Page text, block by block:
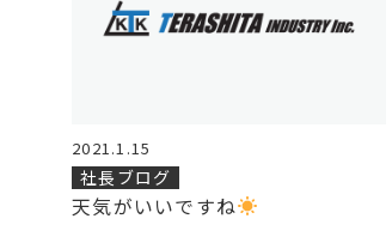
2021.1.15
社長ブログ
天気がいいですね